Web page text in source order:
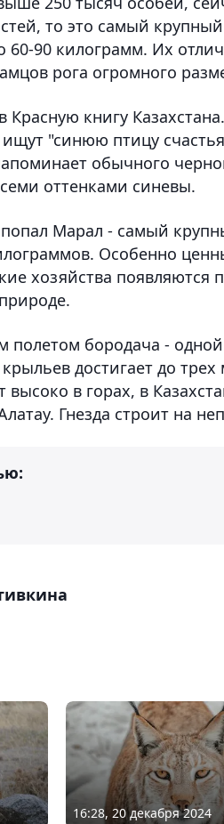
то это самый
60-90 килограмм. Их
рога огромного
Красную книгу
"синюю птицу
обычного
оттенками синевы.
Марал - самый
Особенно
хозяйства появляются
полетом бородача -
достигает до
высоко в горах, в
Гнезда строит на
16:28, 20 декабря 2024